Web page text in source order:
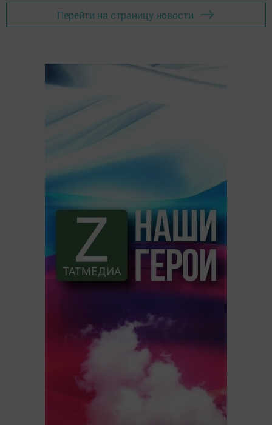
Перейти на страницу новости